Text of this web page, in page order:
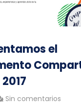
el
Sin comentarios